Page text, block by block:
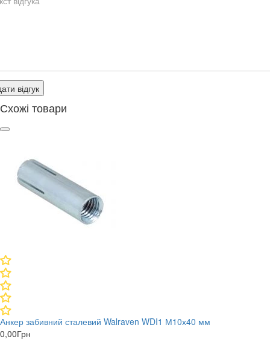
відгук
Схожі товари
Анкер забивний сталевий Walraven WDI1 М10х40 мм
0,00Грн